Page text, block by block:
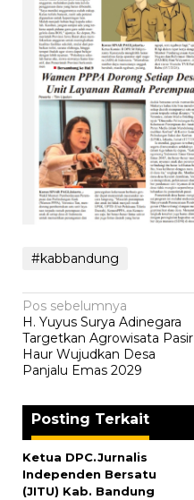
#kabbandung
Navigasi
pos
Pos sebelumnya
H. Yuyus Surya Adinegara
Targetkan Agrowisata Pasir
Haur Wujudkan Desa
Panjalu Emas 2029
Posting Terkait
Ketua DPC.Jurnalis
Independen Bersatu
(JITU) Kab. Bandung